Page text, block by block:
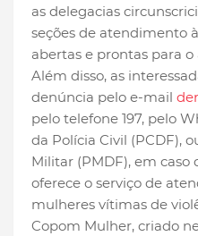
as delegacias
seções de atendimento
abertas e prontas para
Além disso, as
denúncia pelo e-mail
pelo telefone 197, pelo
da Polícia Civil (PCDF),
Militar (PMDF), em caso
oferece o serviço de
mulheres vítimas de
Copom Mulher, criado